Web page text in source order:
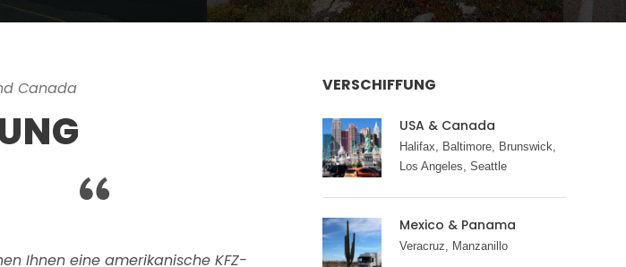
Canada
“
Ihnen eine amerikanische KFZ-
VERSCHIFFUNG
USA & Canada
Halifax, Baltimore, Brunswick,
Los Angeles, Seattle
Mexico & Panama
Veracruz, Manzanillo